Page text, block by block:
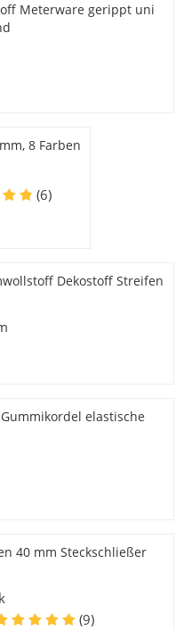
Meterware gerippt uni
8 Farben
(6)
Dekostoff Streifen
elastische
40 mm Steckschließer
(9)